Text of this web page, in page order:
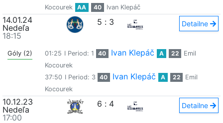
Kocourek AA 40 Ivan Klepáč
14.01.24
Nedeľa
18:15
5 : 3 Detailne
Góly (2) 01:25 I Period: 1 40 Ivan Klepáč A 22
Emil
Kocourek
37:50 I Period: 3 40 Ivan Klepáč A 22
Emil
Kocourek
10.12.23
Nedeľa
17:00
6 : 4 Detailne